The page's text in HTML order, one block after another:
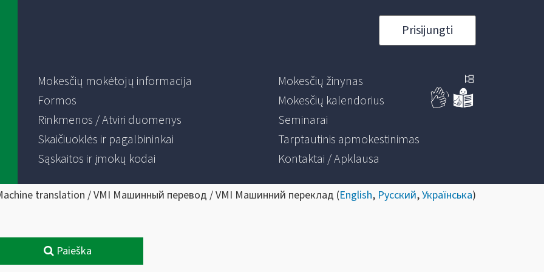
Prisijungti
Mokesčių mokėtojų informacija
Formos
Rinkmenos / Atviri duomenys
Skaičiuoklės ir pagalbininkai
Sąskaitos ir įmokų kodai
Mokesčių žinynas
Mokesčių kalendorius
Seminarai
Tarptautinis apmokestinimas
Kontaktai / Apklausa
translation / VMI Машинный перевод / VMI Машинний переклад (English, Русский,Українська)
Paieška